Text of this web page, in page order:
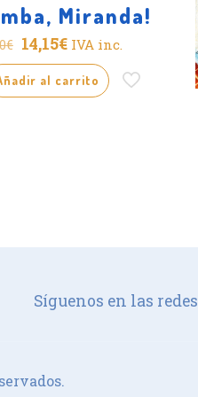
Miranda!
€ El
precio
original
14,15€El
precio
actual
IVA inc.
al carrito
Síguenos en las redes